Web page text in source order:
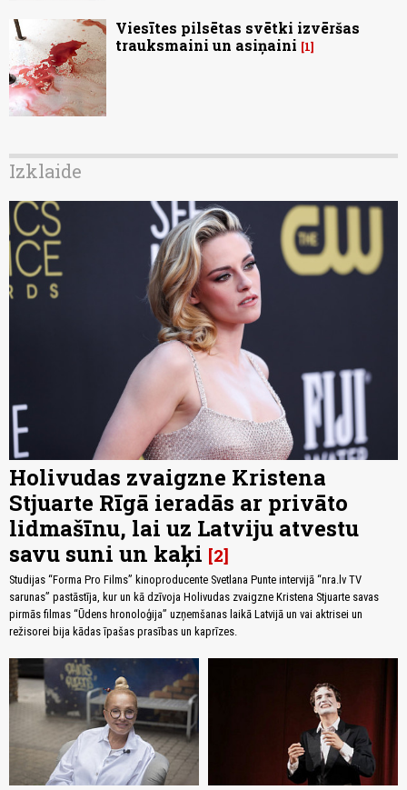
Viesītes pilsētas svētki izvēršas
trauksmaini un asiņaini
1
Izklaide
Holivudas zvaigzne Kristena
Stjuarte Rīgā ieradās ar privāto
lidmašīnu, lai uz Latviju atvestu
savu suni un kaķi 2
Studijas “Forma Pro Films” kinoproducente Svetlana Punte intervijā “nra.lv TV
sarunas” pastāstīja, kur un kā dzīvoja Holivudas zvaigzne Kristena Stjuarte savas
pirmās filmas “Ūdens hronoloģija” uzņemšanas laikā Latvijā un vai aktrisei un
režisorei bija kādas īpašas prasības un kaprīzes.